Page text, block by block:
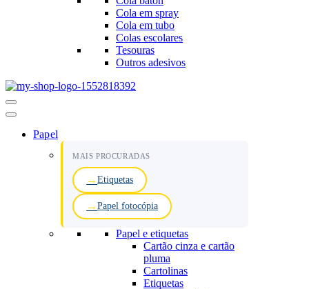
Cola em spray
Cola em tubo
Colas escolares
Tesouras
Outros adesivos
Menu
de
Papel
MAIS PROCURADAS
Etiquetas
Papel fotocópia
Papel e etiquetas
Cartão cinza e cartão
pluma
Cartolinas
Etiquetas